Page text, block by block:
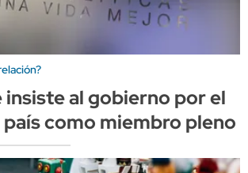
insiste al gobierno por el
como miembro pleno